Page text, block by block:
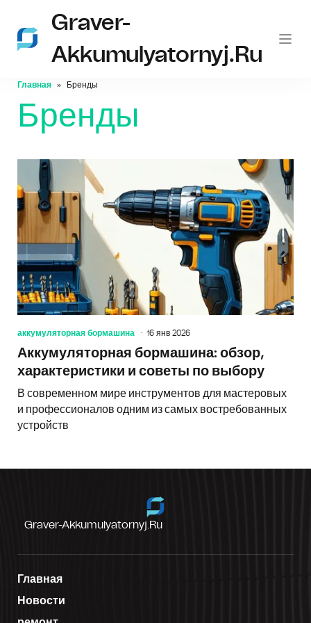
Graver-
Akkumulyatornyj.ru
Главная Бренды
Бренды
аккумуляторная бормашина 16 янв 2026
Аккумуляторная бормашина: обзор,
характеристики и советы по выбору
В современном мире инструментов для мастеровых
и профессионалов одним из самых востребованных
устройств
Graver-Akkumulyatornyj.ru
Главная
Новости